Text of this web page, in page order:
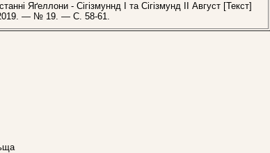
Яґеллони - Сігізмуннд І та Сігізмунд ІІ Август [Текст]
2019. — № 19. — С. 58-61.